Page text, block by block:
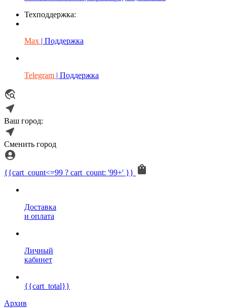
Техподдержка:
Max | Поддержка
Telegram | Поддержка
Ваш город:
Сменить город
{{cart_count<=99 ? cart_count: '99+' }}
Доставка
и оплата
Личный
кабинет
{{cart_total}}
Архив